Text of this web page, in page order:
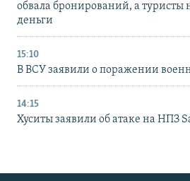
обвала бронирований, а туристы
деньги
15:10
В ВСУ заявили о поражении
14:15
Хуситы заявили об атаке на НПЗ